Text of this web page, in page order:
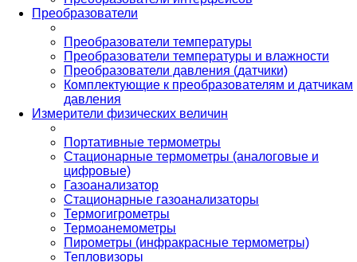
Преобразователи
Преобразователи температуры
Преобразователи температуры и влажности
Преобразователи давления (датчики)
Комплектующие к преобразователям и датчикам
давления
Измерители физических величин
Портативные термометры
Стационарные термометры (аналоговые и
цифровые)
Газоанализатор
Стационарные газоанализаторы
Термогигрометры
Термоанемометры
Пирометры (инфракрасные термометры)
Тепловизоры